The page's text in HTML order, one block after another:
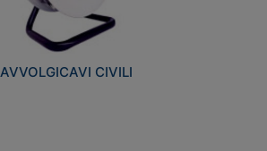
AVVOLGICAVI CIVILI